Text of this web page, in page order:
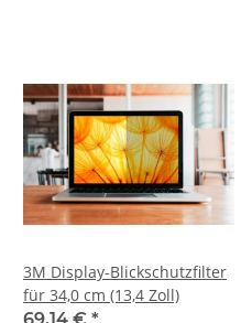
3M Display-Blickschutzfilter
für 34,0 cm (13,4 Zoll)